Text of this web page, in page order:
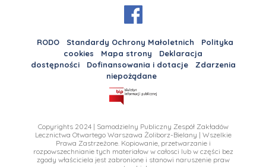
RODO Standardy Ochrony Małoletnich
Polityka
cookies
Mapa strony
Deklaracja
dostępności
Dofinansowania i dotacje
Zdarzenia
niepożądane
Copyrights 2024 | Samodzielny Publiczny Zespół Zakładów
Lecznictwa Otwartego Warszawa Żoliborz-Bielany | Wszelkie
Prawa Zastrzeżone. Kopiowanie, przetwarzanie i
rozpowszechnianie tych materiałow w całosci lub w części bez
zgody właściciela jest zabronione i stanowi naruszenie praw